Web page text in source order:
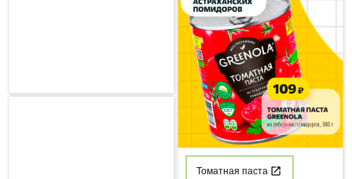
Томатная паста